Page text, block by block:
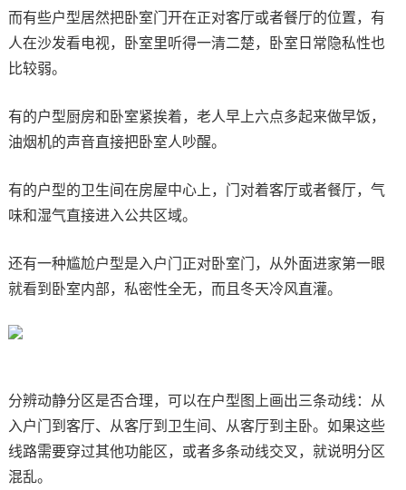
而有些户型居然把卧室门开在正对客厅或者餐厅的位置，有
人在沙发看电视，卧室里听得一清二楚，卧室日常隐私性也
比较弱。
有的户型厨房和卧室紧挨着，老人早上六点多起来做早饭，
油烟机的声音直接把卧室人吵醒。
有的户型的卫生间在房屋中心上，门对着客厅或者餐厅，气
味和湿气直接进入公共区域。
还有一种尴尬户型是入户门正对卧室门，从外面进家第一眼
就看到卧室内部，私密性全无，而且冬天冷风直灌。
分辨动静分区是否合理，可以在户型图上画出三条动线：从
入户门到客厅、从客厅到卫生间、从客厅到主卧。如果这些
线路需要穿过其他功能区，或者多条动线交叉，就说明分区
混乱。